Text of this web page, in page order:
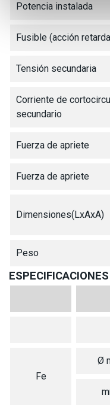
Potencia instalada
Fusible (acción
Tensión secundaria
Corriente de
secundario
Fuerza de apriete
Fuerza de apriete
Dimensiones(LxAxA)
Peso
Fe
Ø